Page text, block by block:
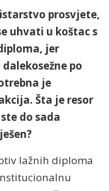
prosvjete,
uhvati u koštac s
jer
po
je
Šta je resor
do sada
lažnih diploma